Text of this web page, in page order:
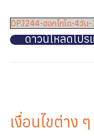
DPJ244-ฮอกไกโด-4วั
ดาวน์โหลดโป
เงื่อนไขต่าง ๆ